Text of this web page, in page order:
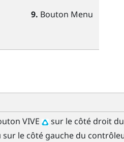
9. Bouton Menu
VIVE
sur le côté droit
sur le côté gauche du